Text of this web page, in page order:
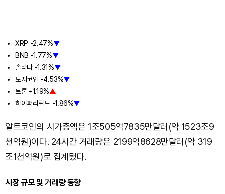
XRP -2.47%▼
BNB -1.77%▼
솔라나 -1.31%▼
도지코인 -4.53%▼
트론 +1.19%▲
하이퍼리퀴드 -1.86%▼
알트코인의 시가총액은 1조505억7835만달러(약 1523조9
천억원)이다. 24시간 거래량은 2199억8628만달러(약 319
조1천억원)로 집계됐다.
시장 규모 및 거래량 동향